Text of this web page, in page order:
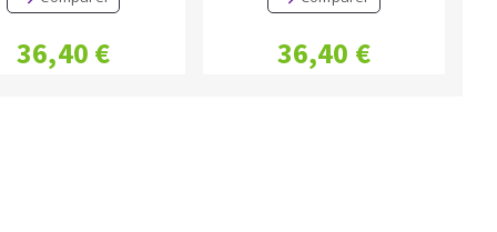
36,40 € 36,40 €